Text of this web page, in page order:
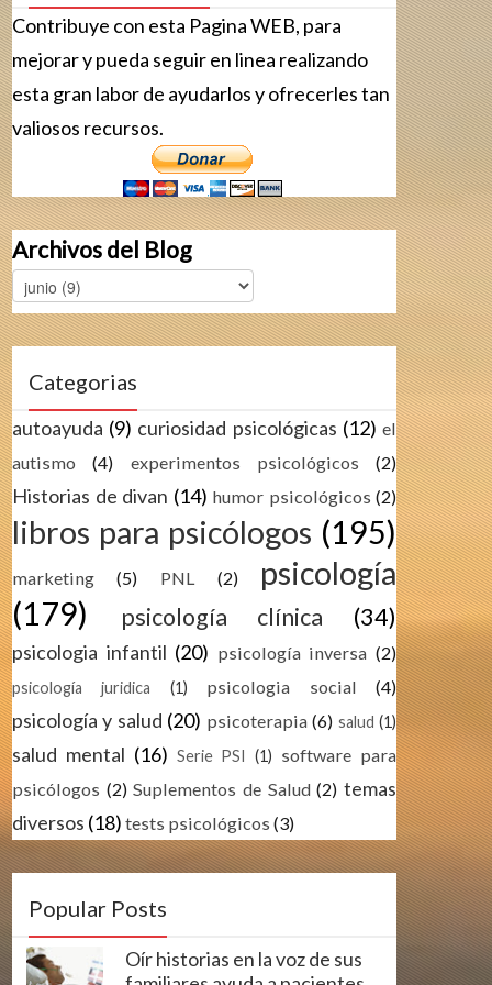
Contribuye con esta Pagina WEB, para
mejorar y pueda seguir en linea realizando
esta gran labor de ayudarlos y ofrecerles tan
valiosos recursos.
Archivos del Blog
Categorias
autoayuda (9) curiosidad psicológicas (12) el
autismo
(4) experimentos psicológicos (2)
Historias de divan (14) humor psicológicos (2)
libros para psicólogos (195)
marketing (5) PNL (2)
psicología
(179)
psicología clínica (34)
psicologia infantil (20) psicología inversa (2)
psicología juridica (1) psicologia social (4)
psicología y salud (20) psicoterapia (6) salud (1)
salud mental (16) Serie PSI (1) software para
psicólogos (2) Suplementos de Salud (2) temas
diversos (18) tests psicológicos (3)
Popular Posts
Oír historias en la voz de sus